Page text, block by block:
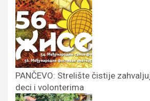
PANČEVO: Strelište čistije
deci i volonterima